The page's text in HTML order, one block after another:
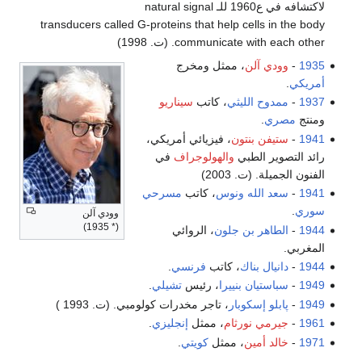
لاكتشافه في ع1960 للـ natural signal
transducers called G-proteins that help cells in the body
communicate with each other. (ت. 1998)
وودي آلن
(* 1935)
1935
- وودي آلن، ممثل ومخرج
أمريكي
1937
- ممدوح الليثي، كاتب سيناريو
ومنتج مصري.
1941
- ستيفن بنتون، فيزيائي أمريكي،
رائد التصوير الطبي والهولوجراف في
الفنون الجميلة. (ت. 2003)
1941
- سعد الله ونوس، كاتب مسرحي
سوري.
1944
- الطاهر بن جلون، الروائي
المغربي.
1944
-دانيال بناك، كاتب فرنسي
1949
- سباستيان بنييرا، رئيستشيلي.
1949
- پابلو إسكوبار ، تاجر مخدرات كولومبي. (ت. 1993 )
1961
- جيرمي نورثام، ممثل إنجليزي
1971
- خالد أمين، ممثلكويتي